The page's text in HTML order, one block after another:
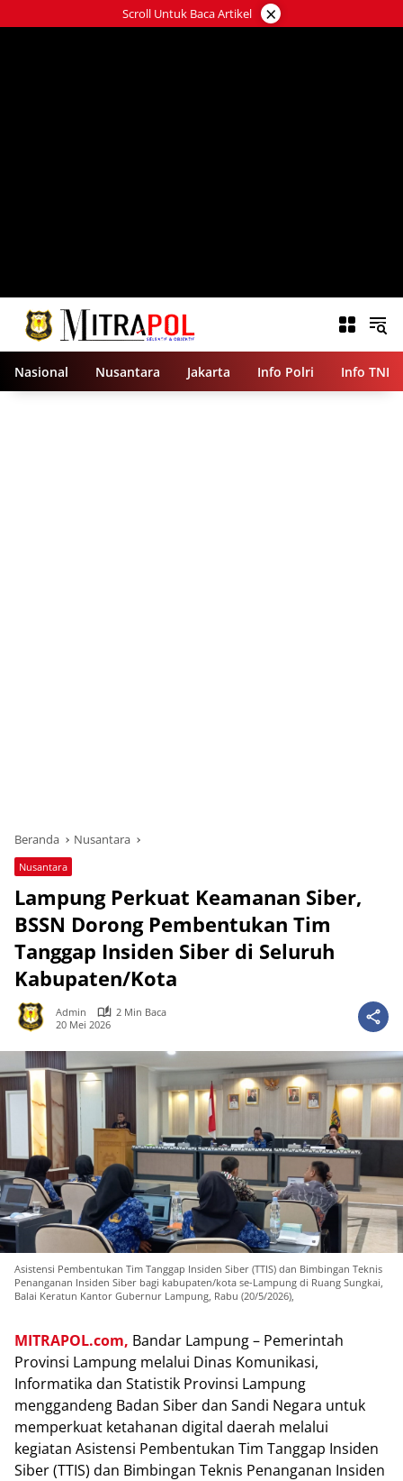
ke
Scroll Untuk Baca Artikel ×
Nasional Nusantara Jakarta Info Polri Info TNI
Beranda Nusantara
Nusantara
Lampung Perkuat Keamanan Siber,
BSSN Dorong Pembentukan Tim
Tanggap Insiden Siber di Seluruh
Kabupaten/Kota
Admin
2 Min Baca
20 Mei 2026
Asistensi Pembentukan Tim Tanggap Insiden Siber (TTIS) dan Bimbingan Teknis
Penanganan Insiden Siber bagi kabupaten/kota se-Lampung di Ruang Sungkai,
Balai Keratun Kantor Gubernur Lampung, Rabu (20/5/2026),
MITRAPOL.com, Bandar Lampung – Pemerintah
Provinsi Lampung melalui Dinas Komunikasi,
Informatika dan Statistik Provinsi Lampung
menggandeng Badan Siber dan Sandi Negara untuk
memperkuat ketahanan digital daerah melalui
kegiatan Asistensi Pembentukan Tim Tanggap Insiden
Siber (TTIS) dan Bimbingan Teknis Penanganan Insiden